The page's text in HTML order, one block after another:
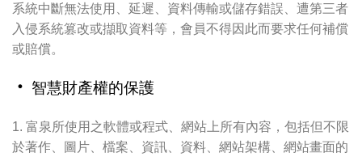
系統中斷無法使用、延遲、資料傳輸或儲存錯誤、遭第三者
入侵系統篡改或擷取資料等，會員不得因此而要求任何補償
或賠償。
‧ 智慧財產權的保護
1. 富泉所使用之軟體或程式、網站上所有內容，包括但不限
於著作、圖片、檔案、資訊、資料、網站架構、網站畫面的